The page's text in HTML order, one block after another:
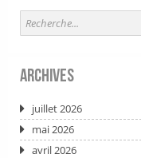
Archives
juillet 2026
mai 2026
avril 2026